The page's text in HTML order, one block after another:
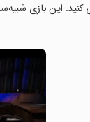
کنید. این بازی